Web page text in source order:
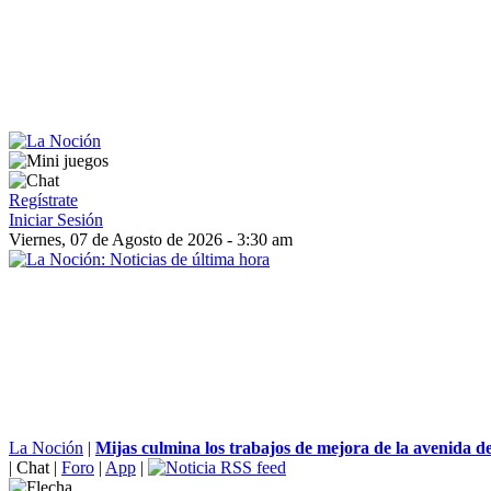
Regístrate
Iniciar Sesión
Viernes, 07 de Agosto de 2026 - 3:30 am
La Noción | Mijas culmina los trabajos de mejora de la avenida
| Chat | Foro | App |